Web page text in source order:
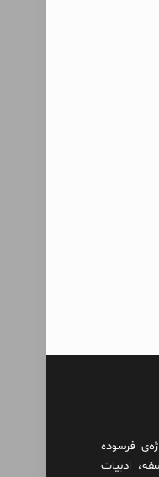
فرسوده
ادبیات